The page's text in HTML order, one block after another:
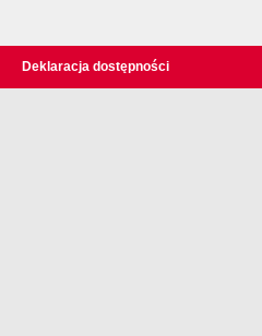
Deklaracja dostępności